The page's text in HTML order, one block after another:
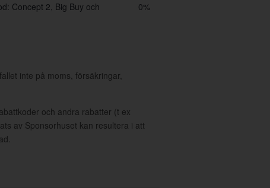
Concept 2, Big Buy och
0%
inte på moms, försäkringar,
och andra rabatter (t ex
av Sponsorhuset kan resultera i att